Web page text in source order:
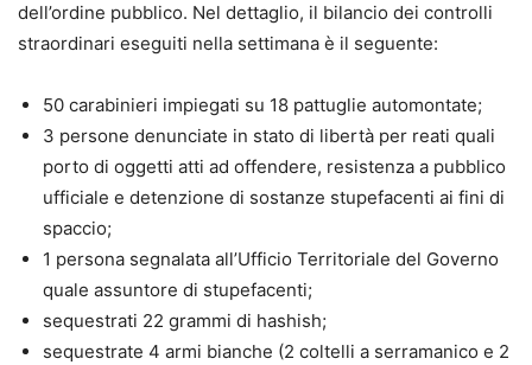
dell’ordine pubblico. Nel dettaglio, il bilancio dei controlli
straordinari eseguiti nella settimana è il seguente:
50 carabinieri impiegati su 18 pattuglie automontate;
3 persone denunciate in stato di libertà per reati quali
porto di oggetti atti ad offendere, resistenza a pubblico
ufficiale e detenzione di sostanze stupefacenti ai fini di
spaccio;
1 persona segnalata all’Ufficio Territoriale del Governo
quale assuntore di stupefacenti;
sequestrati 22 grammi di hashish;
sequestrate 4 armi bianche (2 coltelli a serramanico e 2